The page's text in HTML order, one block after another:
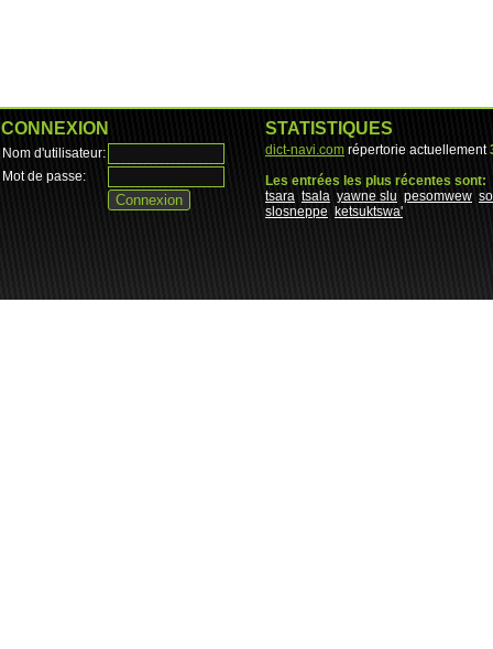
CONNEXION
Nom d'utilisateur:
Mot de passe:
STATISTIQUES
dict-navi.com répertorie actuellement
Les entrées les plus récentes sont:
tsara tsala yawne slu pesomwew
slosneppe
ketsuktswa'